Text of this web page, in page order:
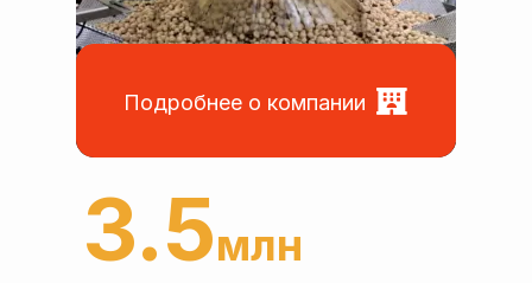
Подробнее о компании
3.5млн